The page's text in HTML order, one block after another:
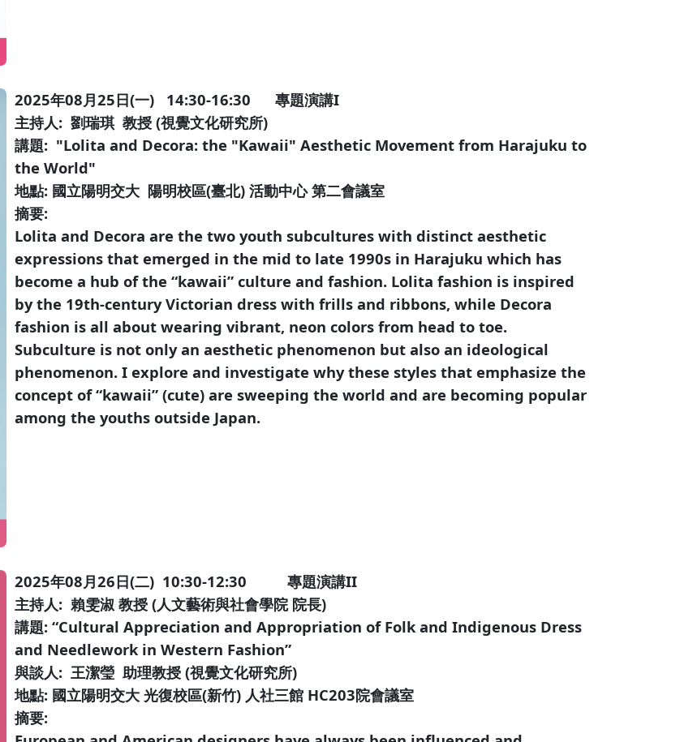
2025年08月25日(一) 14:30-16:30 專題演講I
主持人: 劉瑞琪 教授 (視覺文化研究所)
講題: "Lolita and Decora: the "Kawaii" Aesthetic Movement from Harajuku to
the World"
地點: 國立陽明交大 陽明校區(臺北) 活動中心 第二會議室
摘要:
Lolita and Decora are the two youth subcultures with distinct aesthetic
expressions that emerged in the mid to late 1990s in Harajuku which has
become a hub of the “kawaii” culture and fashion. Lolita fashion is inspired
by the 19th-century Victorian dress with frills and ribbons, while Decora
fashion is all about wearing vibrant, neon colors from head to toe.
Subculture is not only an aesthetic phenomenon but also an ideological
phenomenon. I explore and investigate why these styles that emphasize the
concept of “kawaii” (cute) are sweeping the world and are becoming popular
among the youths outside Japan.
2025年08月26日(二) 10:30-12:30 專題演講II
主持人: 賴雯淑 教授 (人文藝術與社會學院 院長)
講題: “Cultural Appreciation and Appropriation of Folk and Indigenous Dress
and Needlework in Western Fashion”
與談人: 王潔瑩 助理教授 (視覺文化研究所)
地點: 國立陽明交大 光復校區(新竹) 人社三館 HC203院會議室
摘要: